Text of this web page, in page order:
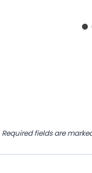
Required fields are